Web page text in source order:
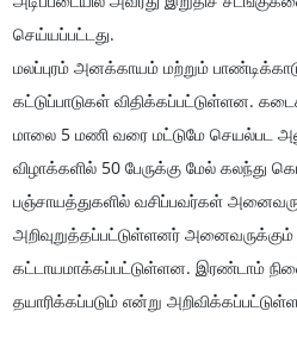
செய்யப்பட்டது.
மலப்புரம் அனக்காயம் மற்றும்
கட்டுப்பாடுகள் விதிக்கப்பட்டுள்ளன.
மாலை 5 மணி வரை மட்டுமே செயல்பட
விழாக்களில் 50 பேருக்கு மேல்
பஞ்சாயத்துகளில் வசிப்பவர்கள்
அறிவுறுத்தப்பட்டுள்ளனர்
கட்டாயமாக்கப்பட்டுள்ளன. இரண்டாம்
தயாரிக்கப்படும் என்று